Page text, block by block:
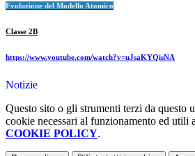
Evoluzione del Modello Atomico
Classe 2B
https://www.youtube.com/watch?v=uJsaKYQisNA
Notizie
Questo sito o gli strumenti terzi da questo
cookie necessari al funzionamento ed utili
COOKIE POLICY.